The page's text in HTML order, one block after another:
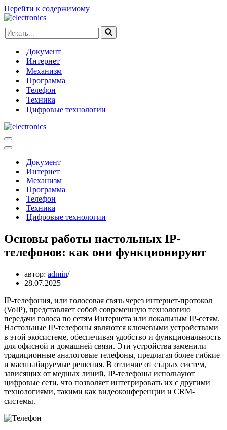
Перейти к содержимому
Искать...
Документ
Интернет
Механизм
Программа
Телефон
Техника
Цифровые технологии
Меню
навигации
Меню
навигацииДокумент
Интернет
Механизм
Программа
Телефон
Техника
Цифровые технологии
Основы работы настольных IP-
телефонов: как они функционируют
автор: admin
28.07.2025
IP-телефония, или голосовая связь через интернет-протокол
(VoIP), представляет собой современную технологию
передачи голоса по сетям Интернета или локальным IP-сетям.
Настольные IP-телефоны являются ключевыми устройствами
в этой экосистеме, обеспечивая удобство и функциональность
для офисной и домашней связи. Эти устройства заменили
традиционные аналоговые телефоны, предлагая более гибкие
и масштабируемые решения. В отличие от старых систем,
зависящих от медных линий, IP-телефоны используют
цифровые сети, что позволяет интегрировать их с другими
технологиями, такими как видеоконференции и CRM-
системы.